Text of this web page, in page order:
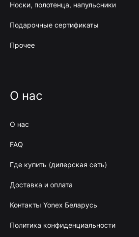
Носки, полотенца, напульсники
Подарочные сертификаты
Прочее
О нас
О нас
FAQ
Где купить (дилерская сеть)
Доставка и оплата
Контакты Yonex Беларусь
Политика конфиденциальности
BYN